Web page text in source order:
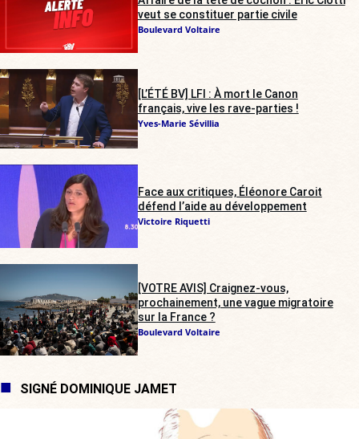
veut se constituer partie civile
Boulevard Voltaire
[L’ÉTÉ BV] LFI : À mort le Canon
français, vive les rave-parties !
Yves-Marie Sévillia
Face aux critiques, Éléonore Caroit
défend l’aide au développement
Victoire Riquetti
[VOTRE AVIS] Craignez-vous,
prochainement, une vague migratoire
sur la France ?
Boulevard Voltaire
SIGNÉ DOMINIQUE JAMET